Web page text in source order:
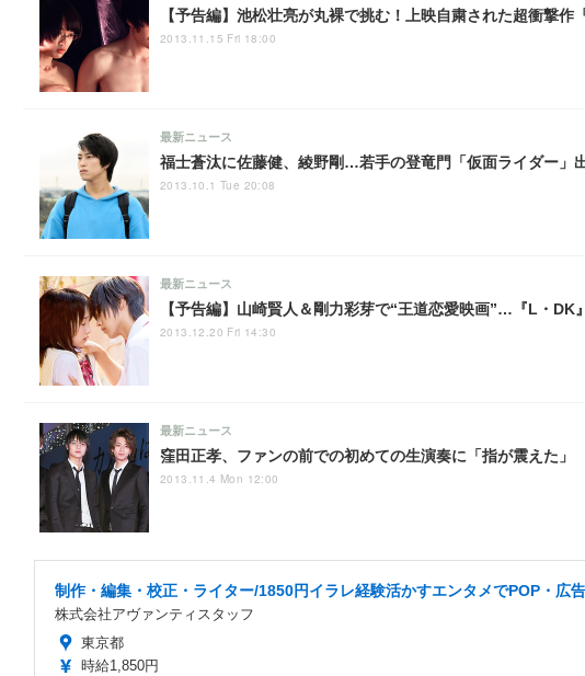
【予告編】池松壮亮が丸裸で挑む！上映自粛された超衝撃作
2013.11.15 Fri 18:00
福士蒼汰に佐藤健、綾野剛…若手の登竜門「仮面ライダー」
最新ニュース
2013.10.1 Tue 20:08
【予告編】山崎賢人＆剛力彩芽で“王道恋愛映画”…『L・DK』
最新ニュース
2013.12.20 Fri 14:30
窪田正孝、ファンの前での初めての生演奏に「指が震えた」
最新ニュース
2013.11.4 Mon 12:00
制作・編集・校正・ライター/1850円イラレ経験活かすエンタメでPOP・広
株式会社アヴァンティスタッフ
東京都
時給1,850円